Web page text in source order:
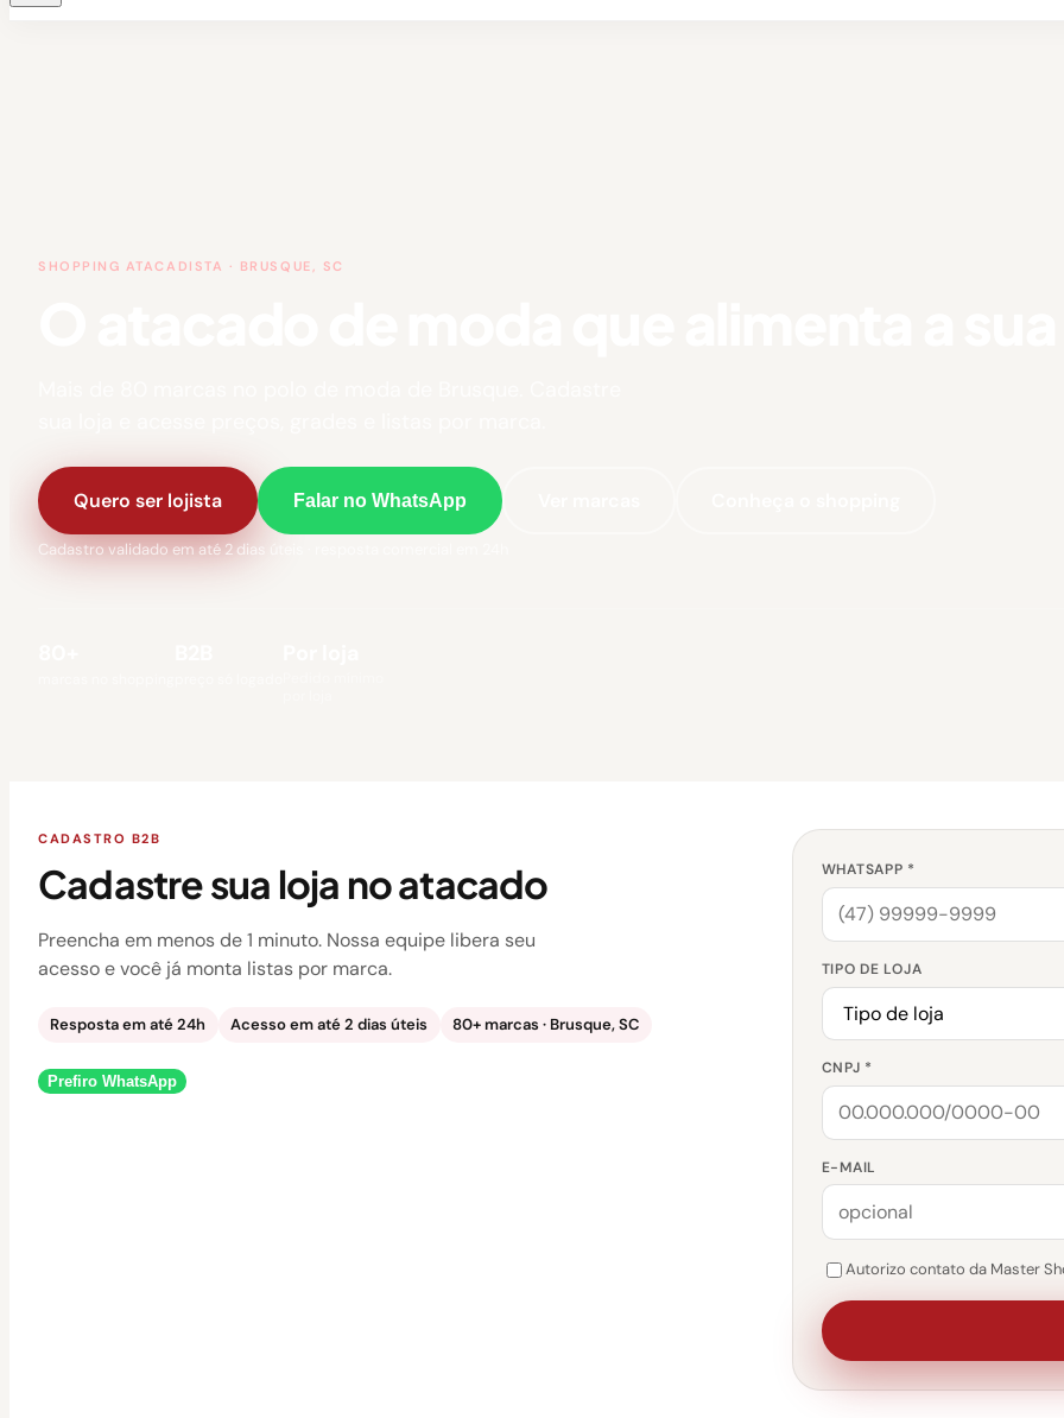
SHOPPING ATACADISTA · BRUSQUE, SC
Quero ser lojista Falar no WhatsApp
Cadastro validado em até 2 dias úteis · resposta comercial em 24h
CADASTRO B2B
Cadastre sua loja no atacado
Preencha em menos de 1 minuto. Nossa equipe libera seu
acesso e você já monta listas por marca.
Resposta em até 24h Acesso em até 2 dias úteis 80+ marcas · Brusque, SC
Prefiro WhatsApp
WHATSAPP *
TIPO DE LOJA
CNPJ *
E-MAIL
Autorizo contato da Master